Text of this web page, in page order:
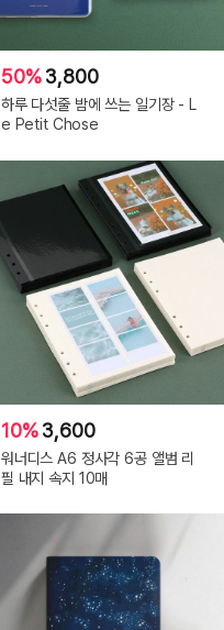
50%3,800
하루 다섯줄 밤에 쓰는 일기장 - L
e Petit Chose
10%3,600
워너디스 A6 정사각 6공 앨범 리
필 내지 속지 10매